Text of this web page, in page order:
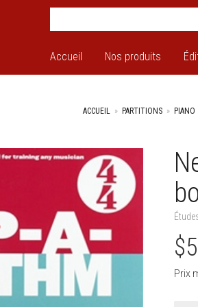
Accueil Nos produits
ACCUEIL » PARTITIONS » PIANO
$
Prix